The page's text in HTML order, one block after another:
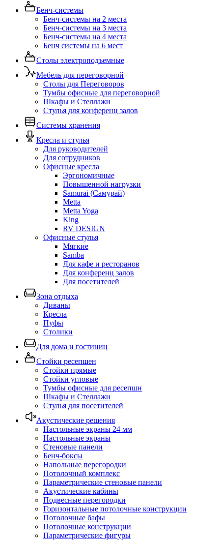
Бенч-системы
Бенч-системы на 2 места
Бенч-системы на 3 места
Бенч-системы на 4 места
Бенч системы на 6 мест
Столы электроподъемные
Мебель для переговорной
Столы для Переговоров
Тумбы офисные для переговорной
Шкафы и Стеллажи
Стулья для конференц залов
Системы хранения
Кресла и стулья
Для руководителей
Для сотрудников
Офисные кресла
Эргономичные
Повышенной нагрузки
Samurai (Самурай)
Metta
Metta Yoga
King
RV DESIGN
Офисные стулья
Мягкие
Samba
Для кафе и ресторанов
Для конференц залов
Для посетителей
Зона отдыха
Диваны
Кресла
Пуфы
Столики
Для дома и гостиниц
Стойки ресепшен
Стойки прямые
Стойки угловые
Тумбы офисные для ресепшн
Шкафы и Стеллажи
Стулья для посетителей
Акустические решения
Настольные экраны 24 мм
Настольные экраны
Стеновые панели
Бенч-боксы
Напольные перегородки
Потолочный комплекс
Параметрические стеновые панели
Акустические кабины
Подвесные перегородки
Горизонтальные потолочные конструкции
Потолочные бафы
Потолочные конструкции
Параметрические фигуры